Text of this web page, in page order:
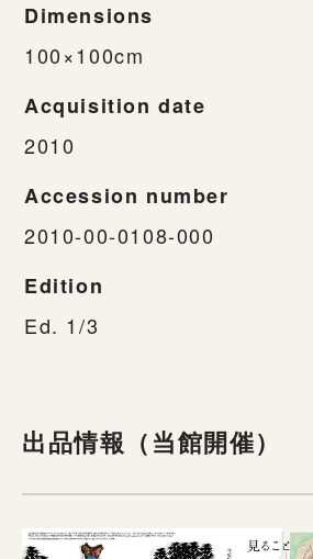
Dimensions
100×100cm
Acquisition date
2010
Accession number
2010-00-0108-000
Edition
Ed. 1/3
出品情報（当館開催）